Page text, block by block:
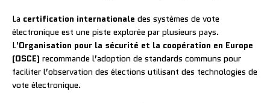
La certification internationale des systèmes de vote
électronique est une piste explorée par plusieurs pays.
L’Organisation pour la sécurité et la coopération en Europe
(OSCE) recommande l’adoption de standards communs pour
faciliter l’observation des élections utilisant des technologies de
vote électronique.